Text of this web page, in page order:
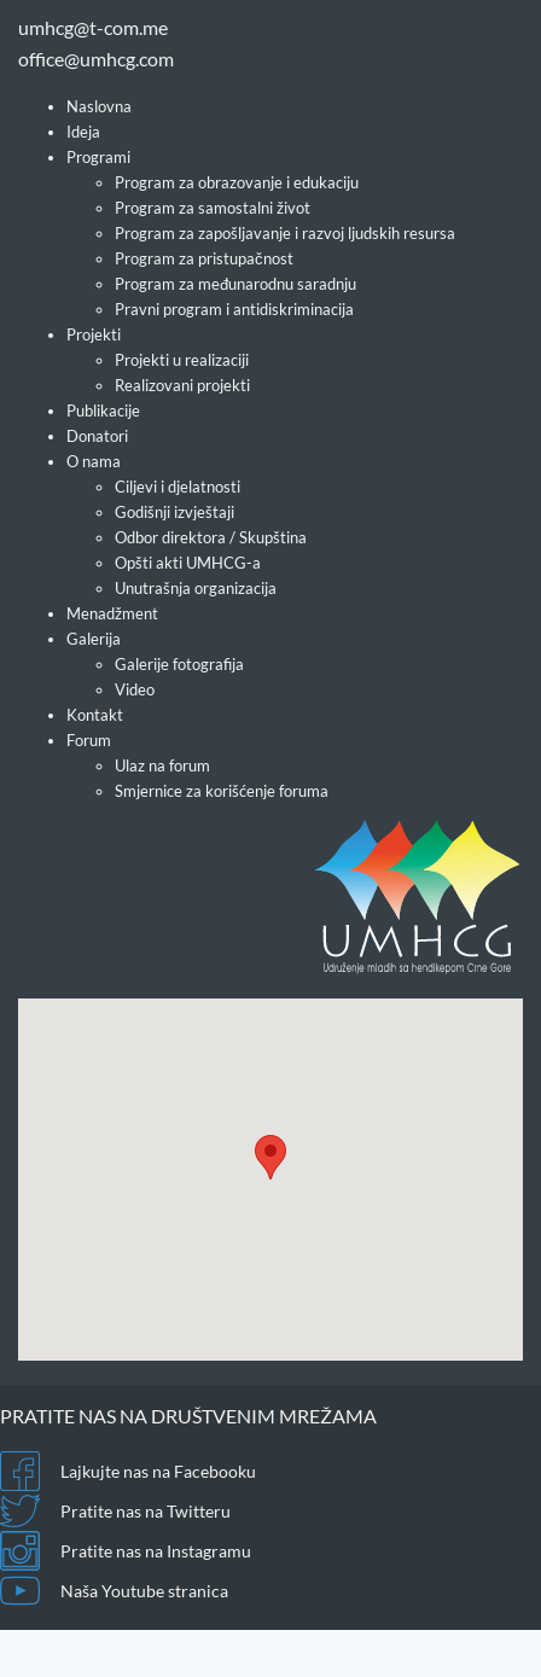
umhcg@t-com.me
office@umhcg.com
Naslovna
Ideja
Programi
Program za obrazovanje i edukaciju
Program za samostalni život
Program za zapošljavanje i razvoj ljudskih resursa
Program za pristupačnost
Program za međunarodnu saradnju
Pravni program i antidiskriminacija
Projekti
Projekti u realizaciji
Realizovani projekti
Publikacije
Donatori
O nama
Ciljevi i djelatnosti
Godišnji izvještaji
Odbor direktora / Skupština
Opšti akti UMHCG-a
Unutrašnja organizacija
Menadžment
Galerija
Galerije fotografija
Video
Kontakt
Forum
Ulaz na forum
Smjernice za korišćenje foruma
PRATITE NAS NA DRUŠTVENIM MREŽAMA
Lajkujte nas na Facebooku
Pratite nas na Twitteru
Pratite nas na Instagramu
Naša Youtube stranica